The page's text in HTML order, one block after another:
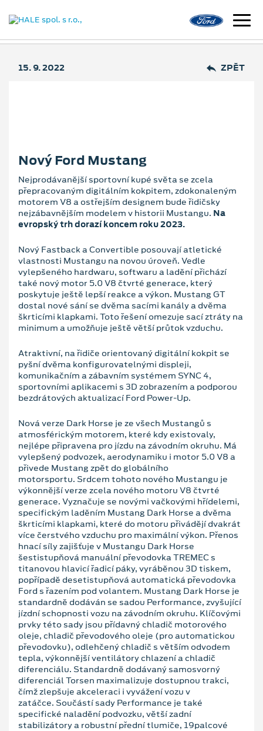
15. 9. 2022 ZPĚT
Nový Ford Mustang
Nejprodávanější sportovní kupé světa se zcela
přepracovaným digitálním kokpitem, zdokonaleným
motorem V8 a ostřejším designem bude řidičsky
nejzábavnějším modelem v historii Mustangu. Na
evropský trh dorazí koncem roku 2023.
Nový Fastback a Convertible posouvají atletické
vlastnosti Mustangu na novou úroveň. Vedle
vylepšeného hardwaru, softwaru a ladění přichází
také nový motor 5.0 V8 čtvrté generace, který
poskytuje ještě lepší reakce a výkon. Mustang GT
dostal nové sání se dvěma sacími kanály a dvěma
škrticími klapkami. Toto řešení omezuje sací ztráty na
minimum a umožňuje ještě větší průtok vzduchu.
Atraktivní, na řidiče orientovaný digitální kokpit se
pyšní dvěma konfigurovatelnými displeji,
komunikačním a zábavním systémem SYNC 4,
sportovními aplikacemi s 3D zobrazením a podporou
bezdrátových aktualizací Ford Power-Up.
Nová verze Dark Horse je ze všech Mustangů s
atmosférickým motorem, které kdy existovaly,
nejlépe připravena pro jízdu na závodním okruhu. Má
vylepšený podvozek, aerodynamiku i motor 5.0 V8 a
přivede Mustang zpět do globálního
motorsportu. Srdcem tohoto nového Mustangu je
výkonnější verze zcela nového motoru V8 čtvrté
generace. Vyznačuje se novými vačkovými hřídelemi,
specifickým laděním Mustang Dark Horse a dvěma
škrticími klapkami, které do motoru přivádějí dvakrát
více čerstvého vzduchu pro maximální výkon. Přenos
hnací síly zajišťuje v Mustangu Dark Horse
šestistupňová manuální převodovka TREMEC s
titanovou hlavicí řadicí páky, vyráběnou 3D tiskem,
popřípadě desetistupňová automatická převodovka
Ford s řazením pod volantem. Mustang Dark Horse je
standardně dodáván se sadou Performance, zvyšující
jízdní schopnosti vozu na závodním okruhu. Klíčovými
prvky této sady jsou přídavný chladič motorového
oleje, chladič převodového oleje (pro automatickou
převodovku), odlehčený chladič s větším odvodem
tepla, výkonnější ventilátory chlazení a chladič
diferenciálu. Standardně dodávaný samosvorný
diferenciál Torsen maximalizuje dostupnou trakci,
čímž zlepšuje akceleraci i vyvážení vozu v
zatáčce. Součástí sady Performance je také
specifické naladění podvozku, větší zadní
stabilizátory a robustní přední tlumiče, 19palcové